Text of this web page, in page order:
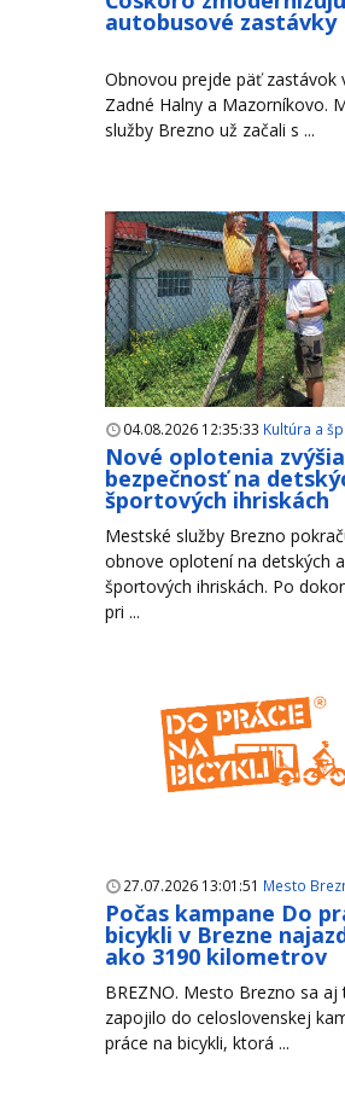
autobusové zastávky
Obnovou prejde päť zastávok
Zadné Halny a Mazorníkovo.
služby Brezno už začali s ...
04.08.2026 12:35:33 Kultúra a
Nové oplotenia zvýšia
bezpečnosť na
športových ihriskách
Mestské služby Brezno
obnove oplotení na detských a
športových ihriskách. Po
pri ...
27.07.2026 13:01:51 Mesto
Počas kampane Do
bicykli v Brezne
ako 3190 kilometrov
BREZNO. Mesto Brezno sa
zapojilo do celoslovenskej
práce na bicykli, ktorá ...